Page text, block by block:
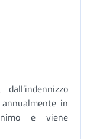
in
e viene